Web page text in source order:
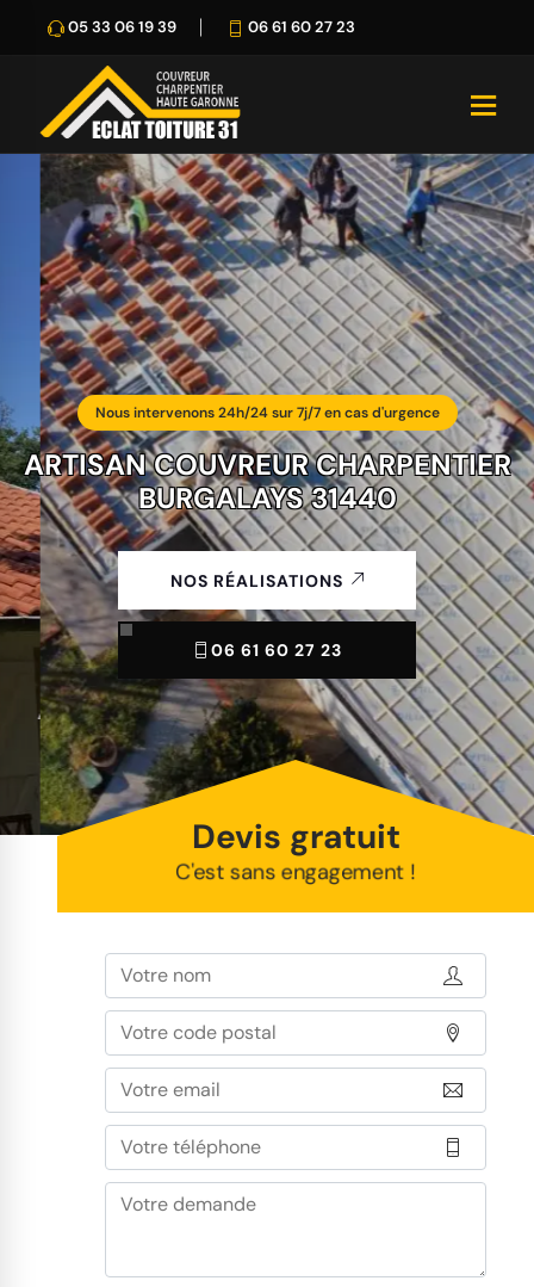
05 33 06 19 39 06 61 60 27 23
Nous intervenons 24h/24 sur 7j/7 en cas d'urgence
ARTISAN COUVREUR CHARPENTIER
BURGALAYS 31440
NOS RÉALISATIONS
06 61 60 27 23
Devis gratuit
C'est sans engagement !